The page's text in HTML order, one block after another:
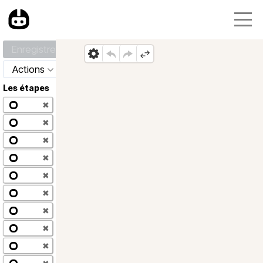
Actions
Les étapes
✖
✖
✖
✖
✖
✖
✖
✖
✖